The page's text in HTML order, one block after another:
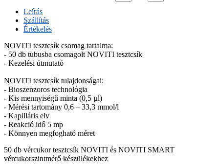
Leírás
Szállítás
Értékelés
NOVITI tesztcsík csomag tartalma:
- 50 db tubusba csomagolt NOVITI tesztcsík
- Kezelési útmutató
NOVITI tesztcsík tulajdonságai:
- Bioszenzoros technológia
- Kis mennyiségű minta (0,5 µl)
- Mérési tartomány 0,6 – 33,3 mmol/l
- Kapilláris elv
- Reakció idő 5 mp
- Könnyen megfogható méret
50 db vércukor tesztcsík NOVITI és NOVITI SMART
vércukorszintmérő készülékekhez